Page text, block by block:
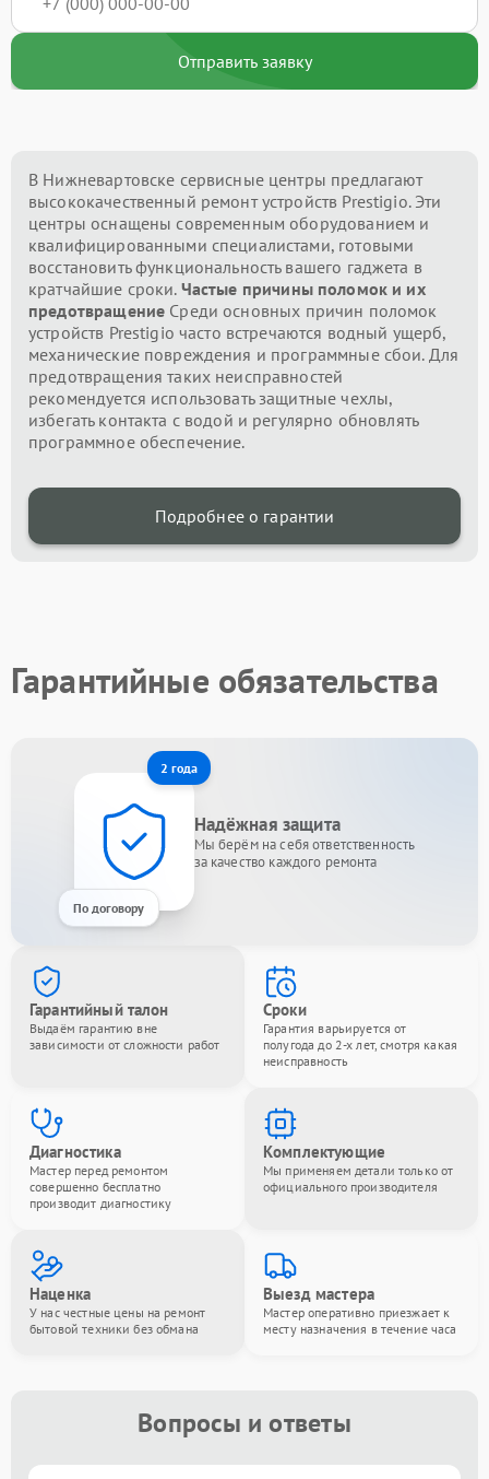
Отправить заявку
В Нижневартовске сервисные центры предлагают
высококачественный ремонт устройств Prestigio. Эти
центры оснащены современным оборудованием и
квалифицированными специалистами, готовыми
восстановить функциональность вашего гаджета в
кратчайшие сроки. Частые причины поломок и их
предотвращение Среди основных причин поломок
устройств Prestigio часто встречаются водный ущерб,
механические повреждения и программные сбои. Для
предотвращения таких неисправностей
рекомендуется использовать защитные чехлы,
избегать контакта с водой и регулярно обновлять
программное обеспечение.
Подробнее о гарантии
Гарантийные обязательства
2 года
По договору
Надёжная защита
Мы берём на себя ответственность
за качество каждого ремонта
Гарантийный талон
Выдаём гарантию вне
зависимости от сложности работ
Сроки
Гарантия варьируется от
полугода до 2-х лет, смотря какая
неисправность
Диагностика
Мастер перед ремонтом
совершенно бесплатно
производит диагностику
Комплектующие
Мы применяем детали только от
официального производителя
Наценка
У нас честные цены на ремонт
бытовой техники без обмана
Выезд мастера
Мастер оперативно приезжает к
месту назначения в течение часа
Вопросы и ответы